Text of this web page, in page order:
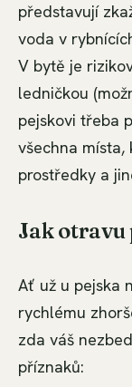
představují
voda v
V bytě je
ledničkou
pejskovi třeba
všechna místa,
prostředky a
Jak otravu
Ať už u pejska
rychlému
zda váš
příznaků: